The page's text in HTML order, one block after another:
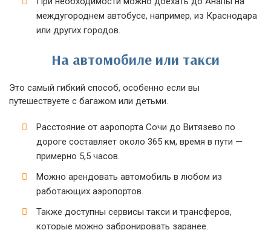
междугороднем автобусе, например, из Краснодара
или других городов.
На автомобиле или такси
Это самый гибкий способ, особенно если вы
путешествуете с багажом или детьми.
Расстояние от аэропорта Сочи до Витязево по
дороге составляет около 365 км, время в пути —
примерно 5,5 часов.
Можно арендовать автомобиль в любом из
работающих аэропортов.
Также доступны сервисы такси и трансферов,
которые можно забронировать заранее.